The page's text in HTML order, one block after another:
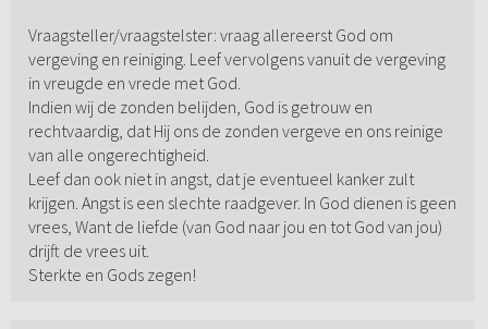
Vraagsteller/vraagstelster: vraag allereerst God om
vergeving en reiniging. Leef vervolgens vanuit de vergeving
in vreugde en vrede met God.
Indien wij de zonden belijden, God is getrouw en
rechtvaardig, dat Hij ons de zonden vergeve en ons reinige
van alle ongerechtigheid.
Leef dan ook niet in angst, dat je eventueel kanker zult
krijgen. Angst is een slechte raadgever. In God dienen is geen
vrees, Want de liefde (van God naar jou en tot God van jou)
drijft de vrees uit.
Sterkte en Gods zegen!